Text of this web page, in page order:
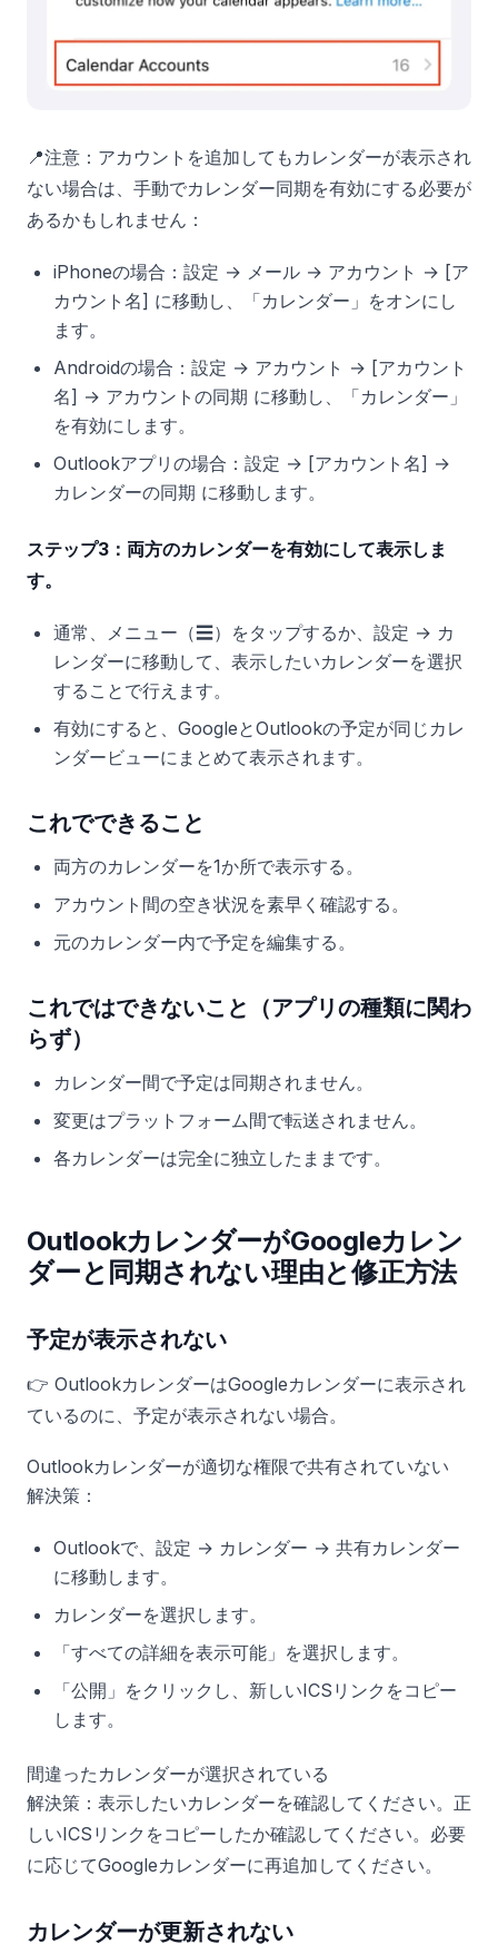
📍注意：アカウントを追加してもカレンダーが表示され
ない場合は、手動でカレンダー同期を有効にする必要が
あるかもしれません：
iPhoneの場合：設定 → メール → アカウント → [ア
カウント名] に移動し、「カレンダー」をオンにし
ます。
Androidの場合：設定 → アカウント → [アカウント
名] → アカウントの同期 に移動し、「カレンダー」
を有効にします。
Outlookアプリの場合：設定 → [アカウント名] →
カレンダーの同期 に移動します。
ステップ3：両方のカレンダーを有効にして表示しま
す。
通常、メニュー（☰）をタップするか、設定 → カ
レンダーに移動して、表示したいカレンダーを選択
することで行えます。
有効にすると、GoogleとOutlookの予定が同じカレ
ンダービューにまとめて表示されます。
これでできること
両方のカレンダーを1か所で表示する。
アカウント間の空き状況を素早く確認する。
元のカレンダー内で予定を編集する。
これではできないこと（アプリの種類に関わ
らず）
カレンダー間で予定は同期されません。
変更はプラットフォーム間で転送されません。
各カレンダーは完全に独立したままです。
OutlookカレンダーがGoogleカレン
ダーと同期されない理由と修正方法
予定が表示されない
👉 OutlookカレンダーはGoogleカレンダーに表示され
ているのに、予定が表示されない場合。
Outlookカレンダーが適切な権限で共有されていない
解決策：
Outlookで、設定 → カレンダー → 共有カレンダー
に移動します。
カレンダーを選択します。
「すべての詳細を表示可能」を選択します。
「公開」をクリックし、新しいICSリンクをコピー
します。
間違ったカレンダーが選択されている
解決策：表示したいカレンダーを確認してください。正
しいICSリンクをコピーしたか確認してください。必要
に応じてGoogleカレンダーに再追加してください。
カレンダーが更新されない